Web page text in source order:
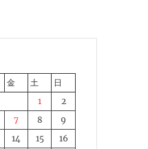
金 土
日
1
2
7 8
9
14 15
16